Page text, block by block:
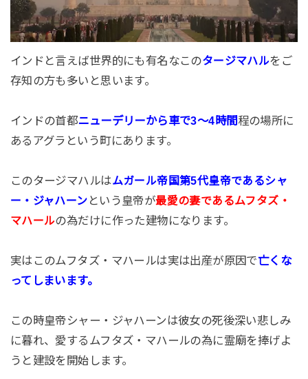
インドと言えば世界的にも有名なこのタージマハルをご
存知の方も多いと思います。
インドの首都ニューデリーから車で3〜4時間 程の場所に
あるアグラという町にあります。
このタージマハルはムガール帝国第5代皇帝であるシャ
ー・ジャハーン という皇帝が最愛の妻であるムフタズ・
マハールの為だけに作った建物になります。
実はこのムフタズ・マハールは実は出産が原因で亡くな
ってしまいます。
この時皇帝シャー・ジャハーンは彼女の死後深い悲しみ
に暮れ、愛するムフタズ・マハールの為に霊廟を捧げよ
うと建設を開始します。